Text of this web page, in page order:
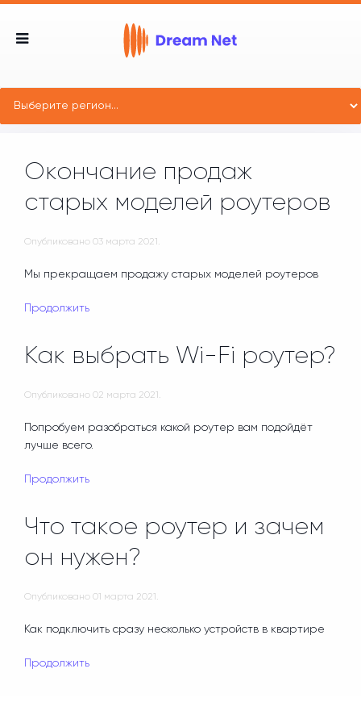
Окончание продаж
старых моделей роутеров
Опубликовано 03 марта 2021 .
Мы прекращаем продажу старых моделей роутеров
Продолжить
Как выбрать Wi-Fi роутер?
Опубликовано 02 марта 2021 .
Попробуем разобраться какой роутер вам подойдёт
лучше всего.
Продолжить
Что такое роутер и зачем
он нужен?
Опубликовано 01 марта 2021 .
Как подключить сразу несколько устройств в квартире
Продолжить